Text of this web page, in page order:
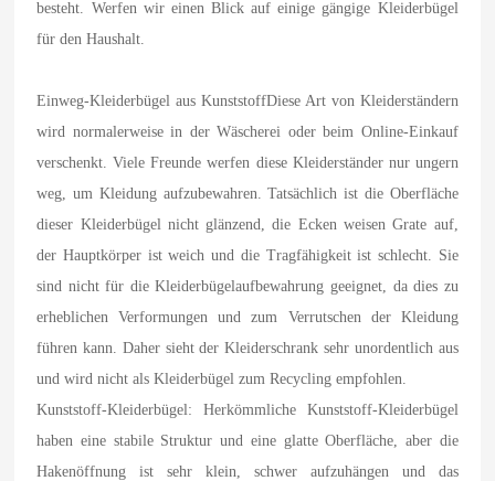
besteht. Werfen wir einen Blick auf einige gängige Kleiderbügel
für den Haushalt.
Einweg-Kleiderbügel aus KunststoffDiese Art von Kleiderständern
wird normalerweise in der Wäscherei oder beim Online-Einkauf
verschenkt. Viele Freunde werfen diese Kleiderständer nur ungern
weg, um Kleidung aufzubewahren. Tatsächlich ist die Oberfläche
dieser Kleiderbügel nicht glänzend, die Ecken weisen Grate auf,
der Hauptkörper ist weich und die Tragfähigkeit ist schlecht. Sie
sind nicht für die Kleiderbügelaufbewahrung geeignet, da dies zu
erheblichen Verformungen und zum Verrutschen der Kleidung
führen kann. Daher sieht der Kleiderschrank sehr unordentlich aus
und wird nicht als Kleiderbügel zum Recycling empfohlen.
Kunststoff-Kleiderbügel: Herkömmliche Kunststoff-Kleiderbügel
haben eine stabile Struktur und eine glatte Oberfläche, aber die
Hakenöffnung ist sehr klein, schwer aufzuhängen und das